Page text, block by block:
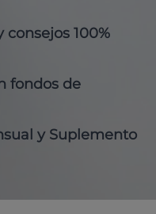
100%
fondos de
y Suplemento